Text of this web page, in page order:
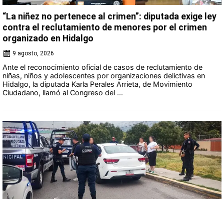
“La niñez no pertenece al crimen”: diputada exige ley
contra el reclutamiento de menores por el crimen
organizado en Hidalgo
9 agosto, 2026
Ante el reconocimiento oficial de casos de reclutamiento de
niñas, niños y adolescentes por organizaciones delictivas en
Hidalgo, la diputada Karla Perales Arrieta, de Movimiento
Ciudadano, llamó al Congreso del ...